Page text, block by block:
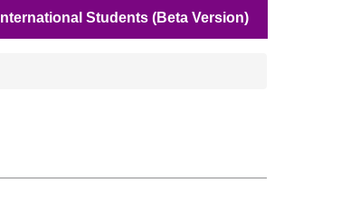
International Students (Beta Version)